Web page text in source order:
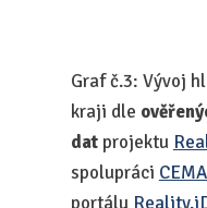
Graf č.3: Vývoj
kraji dle
dat projektu
spolupráci
portálu